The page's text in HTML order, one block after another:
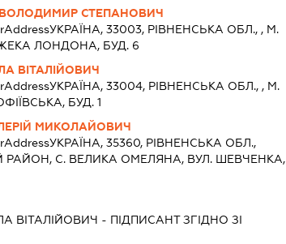
СТЕПАНОВИЧ
УКРАЇНА, 33003, РIВНЕНСЬКА ОБЛ., , М.
ЛОНДОНА, БУД. 6
ВІТАЛІЙОВИЧ
УКРАЇНА, 33004, РIВНЕНСЬКА ОБЛ., , М.
БУД. 1
МИКОЛАЙОВИЧ
УКРАЇНА, 35360, РIВНЕНСЬКА ОБЛ.,
РАЙОН, С. ВЕЛИКА ОМЕЛЯНА, ВУЛ. ШЕВЧЕНКА,
ВІТАЛІЙОВИЧ - ПІДПИСАНТЗГІДНО ЗІ